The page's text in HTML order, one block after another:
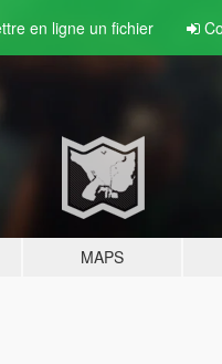
en ligne un fichier
MAPS